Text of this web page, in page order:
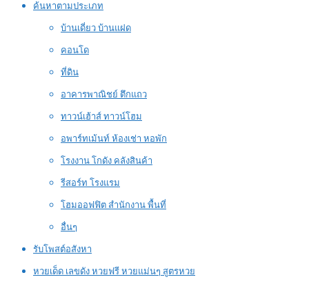
ค้นหาตามประเภท
บ้านเดี่ยว บ้านแฝด
คอนโด
ที่ดิน
อาคารพาณิชย์ ตึกแถว
ทาวน์เฮ้าส์ ทาวน์โฮม
อพาร์ทเม้นท์ ห้องเช่า หอพัก
โรงงาน โกดัง คลังสินค้า
รีสอร์ท โรงแรม
โฮมออฟฟิต สำนักงาน พื้นที่
อื่นๆ
รับโพสต์อสังหา
หวยเด็ด เลขดัง หวยฟรี หวยแม่นๆ สูตรหวย